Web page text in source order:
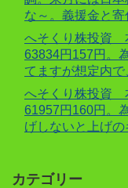
な～。義援金と寄
へそくり株投資
63834円157円。
てますが想定内で
へそくり株投資
61957円160円。
げしないと上げの
カテゴリー